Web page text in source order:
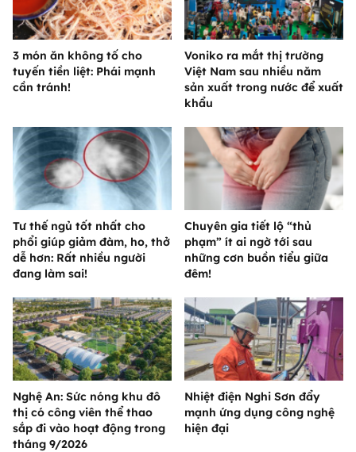
3 món ăn không tố cho
tuyến tiền liệt: Phái mạnh
cần tránh!
Voniko ra mắt thị trường
Việt Nam sau nhiều năm
sản xuất trong nước để xuất
khẩu
Tư thế ngủ tốt nhất cho
phổi giúp giảm đàm, ho, thở
dễ hơn: Rất nhiều người
đang làm sai!
Chuyên gia tiết lộ “thủ
phạm” ít ai ngờ tới sau
những cơn buồn tiểu giữa
đêm!
Nghệ An: Sức nóng khu đô
thị có công viên thể thao
sắp đi vào hoạt động trong
tháng 9/2026
Nhiệt điện Nghi Sơn đẩy
mạnh ứng dụng công nghệ
hiện đại